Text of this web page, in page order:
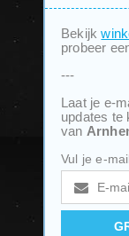
Bekijk
probeer
---
Laat je e-
updates te
van
Vul je e-